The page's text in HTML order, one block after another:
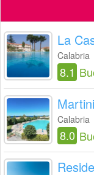
La
Calabria
8.1
Calabria
8.0